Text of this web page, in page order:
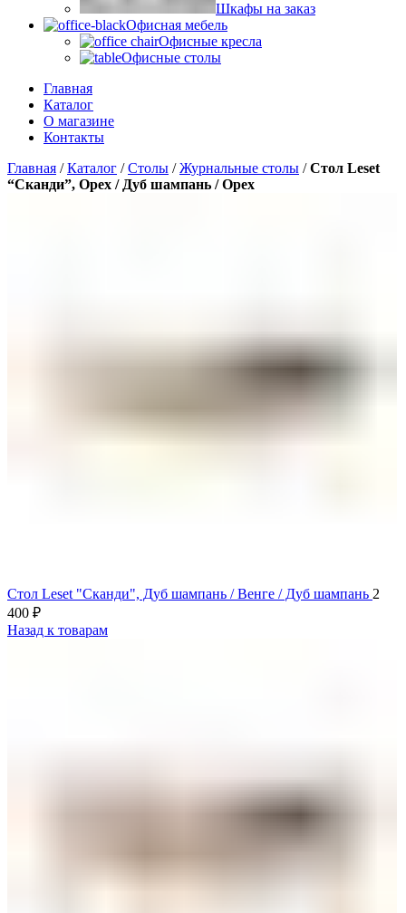
Шкафы на заказ
Офисная мебель
Офисные кресла
Офисные столы
Главная
Каталог
О магазине
Контакты
Главная /Каталог /Столы /Журнальные столы /Стол Leset
“Сканди”, Орех / Дуб шампань / Орех
Стол Leset "Сканди", Дуб шампань / Венге / Дуб шампань 2
400 ₽
Назад к товарам